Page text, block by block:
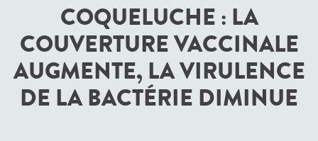
COQUELUCHE : LA
COUVERTURE VACCINALE
AUGMENTE, LA VIRULENCE
DE LA BACTÉRIE DIMINUE